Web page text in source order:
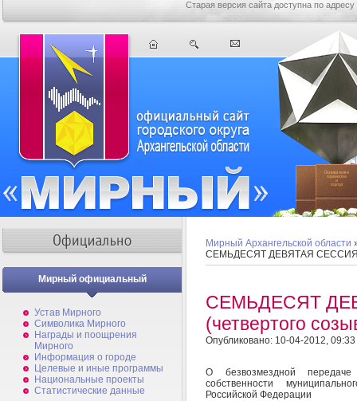
Старая версия сайта доступна по адресу
Мирный официальный
Устав Мирного
Символика Мирного
Награды и поощрения
Мирного
Информация о городе
Целевые и иные программы
Национальные проекты
Статистические данные
Мирный Архангельской области
СЕМЬДЕСЯТ ДЕВЯТАЯ СЕССИЯ
СЕМЬДЕСЯТ
(четвертого
Опубликовано: 10-04-2012, 09:33
О безвозмездной
собственности
Российской Федерации